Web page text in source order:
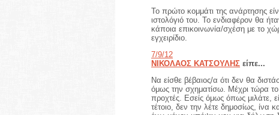
To πρώτο κομμάτι της ανάρτησης
ιστολόγιό του. Το ενδιαφέρον θα
κάποια επικοινωνία/σχέση με το
εγχειρίδιο.
7/9/12
ΝΙΚΟΛΑΟΣ ΚΑΤΣΟΥΛΗΣ είπε...
Να είσθε βέβαιος/α ότι δεν θα
όμως την σχηματίσω. Μέχρι τώρα το
προχτές. Εσείς όμως όπως μιλάτε,
τέτοιο, δεν την λέτε δημοσίως, ίνα